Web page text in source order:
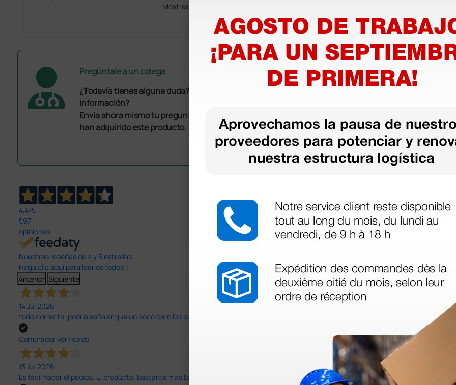
Mostrar más
Pregúntale a un colega
¿Todavía tienes alguna duda? ¿Necesitas más
información?
Envía ahora mismo tu pregunta a los colegas que ya
han adquirido este producto.
4,4/5
597
opiniones
Nuestras reseñas de 4 y 5 estrellas.
Haga clic aquí para leerlos todos >
Anterior Siguiente
14 Jul 2026
todo correcto. podria señalar que un poco caro los portes y el plazo de entrega se alarga.
Comprador verificado
13 Jul 2026
Es fácil hacer el pedido. El producto, bastante mas barato que en otras plataformas de material médico. Pero el envío cuesta más del